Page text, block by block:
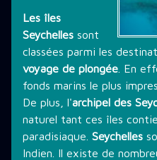
LES PROMOTIONS
STAGE PLONGÉE
INFORMATIONS PRATIQUES
Les îles
Seychelles sont
classées parmi les
voyage de plongée . En
fonds marins le plus
De plus, l'archipel des
naturel tant ces îles
paradisiaque. Seychelles
Indien. Il existe de